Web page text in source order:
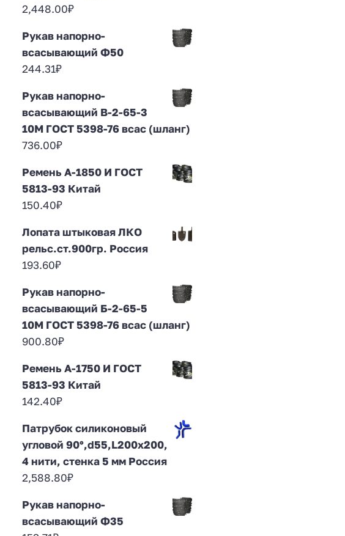
2,448.00₽
Рукав напорно-
всасывающий Ф50
244.31₽
Рукав напорно-
всасывающий В-2-65-3
10М ГОСТ 5398-76 всас (шланг)
736.00₽
Ремень А-1850 И ГОСТ
5813-93 Китай
150.40₽
Лопата штыковая ЛКО
рельс.ст.900гр. Россия
193.60₽
Рукав напорно-
всасывающий Б-2-65-5
10М ГОСТ 5398-76 всас (шланг)
900.80₽
Ремень А-1750 И ГОСТ
5813-93 Китай
142.40₽
Патрубок силиконовый
угловой 90°,d55,L200x200,
4 нити, стенка 5 мм Россия
2,588.80₽
Рукав напорно-
всасывающий Ф35